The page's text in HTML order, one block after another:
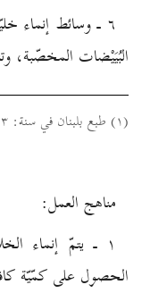
٦ ـ وسائط إنماء
البُيَيْضات المخصّبة،
(۱) طبع بلبنان في سنة: ۱٤۲۳ هــ ـ ۲٠٠۲ م.
مناهج العمل:
۱ ـ يتمّ إنماء
الحصول على كمّيّة